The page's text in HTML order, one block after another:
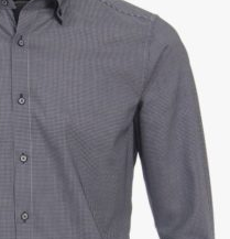
taskuliinat
huivit ja käsineet